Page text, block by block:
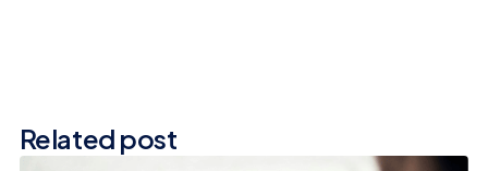
Related post